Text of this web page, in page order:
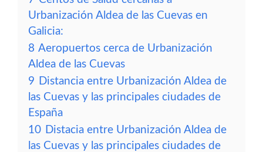
Urbanización Aldea de las Cuevas en
Galicia:
8 Aeropuertos cerca de Urbanización
Aldea de las Cuevas
9 Distancia entre Urbanización Aldea de
las Cuevas y las principales ciudades de
España
10 Distacia entre Urbanización Aldea de
las Cuevas y las principales ciudades de